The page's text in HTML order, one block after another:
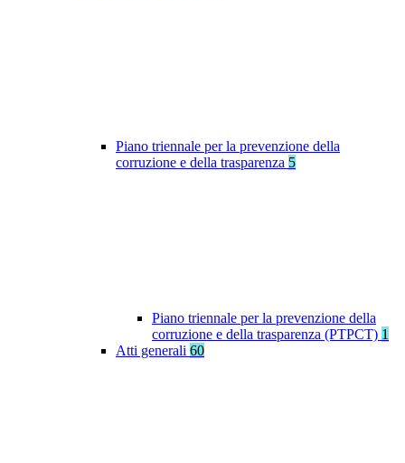
Piano triennale per la prevenzione della
corruzione e della trasparenza 5
Piano triennale per la prevenzione della
corruzione e della trasparenza (PTPCT) 1
Atti generali 60